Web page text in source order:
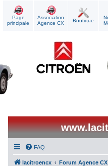
Page
principale
Association
Agence CX
Boutique
FAQ
lacitroencx Forum Agence CX